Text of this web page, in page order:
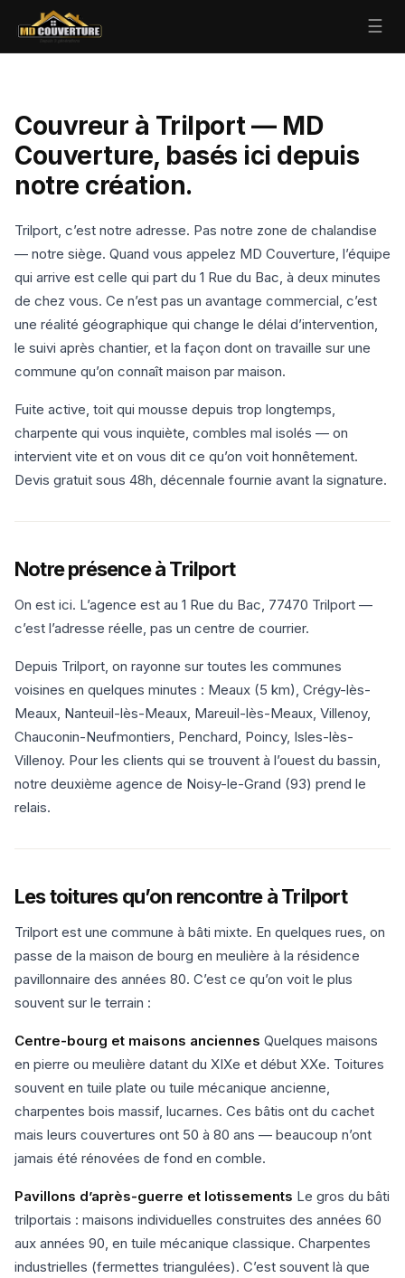
☰
Couvreur à Trilport — MD
Couverture, basés ici depuis
notre création.
Trilport, c’est notre adresse. Pas notre zone de chalandise
— notre siège. Quand vous appelez MD Couverture, l’équipe
qui arrive est celle qui part du 1 Rue du Bac, à deux minutes
de chez vous. Ce n’est pas un avantage commercial, c’est
une réalité géographique qui change le délai d’intervention,
le suivi après chantier, et la façon dont on travaille sur une
commune qu’on connaît maison par maison.
Fuite active, toit qui mousse depuis trop longtemps,
charpente qui vous inquiète, combles mal isolés — on
intervient vite et on vous dit ce qu’on voit honnêtement.
Devis gratuit sous 48h, décennale fournie avant la signature.
Notre présence à Trilport
On est ici. L’agence est au 1 Rue du Bac, 77470 Trilport —
c’est l’adresse réelle, pas un centre de courrier.
Depuis Trilport, on rayonne sur toutes les communes
voisines en quelques minutes : Meaux (5 km), Crégy-lès-
Meaux, Nanteuil-lès-Meaux, Mareuil-lès-Meaux, Villenoy,
Chauconin-Neufmontiers, Penchard, Poincy, Isles-lès-
Villenoy. Pour les clients qui se trouvent à l’ouest du bassin,
notre deuxième agence de Noisy-le-Grand (93) prend le
relais.
Les toitures qu’on rencontre à Trilport
Trilport est une commune à bâti mixte. En quelques rues, on
passe de la maison de bourg en meulière à la résidence
pavillonnaire des années 80. C’est ce qu’on voit le plus
souvent sur le terrain :
Centre-bourg et maisons anciennes Quelques maisons
en pierre ou meulière datant du XIXe et début XXe. Toitures
souvent en tuile plate ou tuile mécanique ancienne,
charpentes bois massif, lucarnes. Ces bâtis ont du cachet
mais leurs couvertures ont 50 à 80 ans — beaucoup n’ont
jamais été rénovées de fond en comble.
Pavillons d’après-guerre et lotissements Le gros du bâti
trilportais : maisons individuelles construites des années 60
aux années 90, en tuile mécanique classique. Charpentes
industrielles (fermettes triangulées). C’est souvent là que